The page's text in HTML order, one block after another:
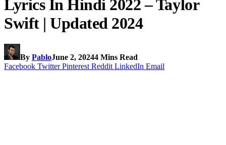
Lyrics In Hindi 2022 – Taylor
Swift | Updated 2024
By PabloJune 2, 20244 Mins Read
Facebook Twitter Pinterest Reddit LinkedIn Email